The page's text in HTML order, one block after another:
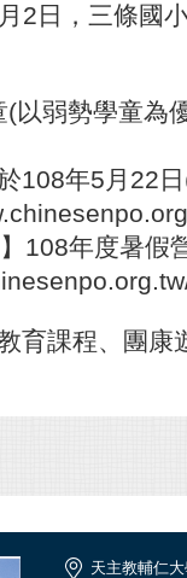
2日，三條國
(以弱勢學童為
108年5月22
108年度暑假
育課程、團康
天主教輔仁